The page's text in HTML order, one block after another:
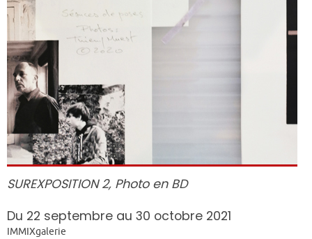
SUREXPOSITION 2, Photo en BD
Du 22 septembre au 30 octobre 2021
IMMIXgalerie